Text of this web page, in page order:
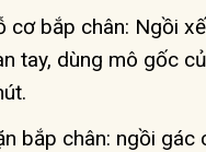
cơ bắp chân: Ngồi
tay, dùng mô gốc
bắp chân: ngồi gác